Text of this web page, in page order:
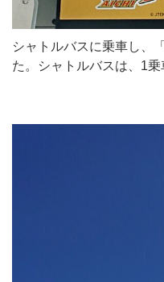
シャトルバスに乗車し、
た。シャトルバスは、1乗